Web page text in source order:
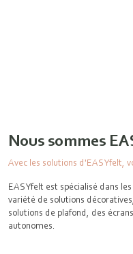
Nous sommes
Avec les solutions d'EASYfelt,
EASYfelt est spécialisé dans
variété de solutions
solutions de plafond, des
autonomes.